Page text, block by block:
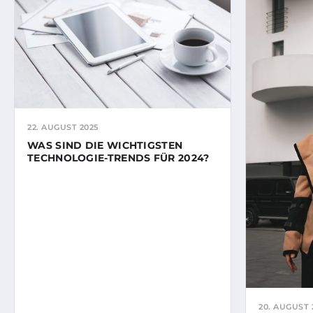
22. AUGUST 2025
WAS SIND DIE WICHTIGSTEN
TECHNOLOGIE-TRENDS FÜR 2024?
20. AUGUST